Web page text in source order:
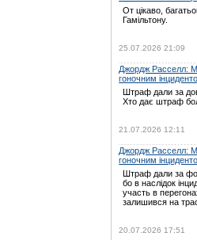
От цікаво,
Гамільтону.
25.07.2026 21:09
Джордж Расселл:
гоночним
Штраф дали за
Хто дає штраф
21.07.2026 12:11
Джордж Расселл:
гоночним
Штраф дали за
бо в наслідок
участь в
залишився на
20.07.2026 17:51